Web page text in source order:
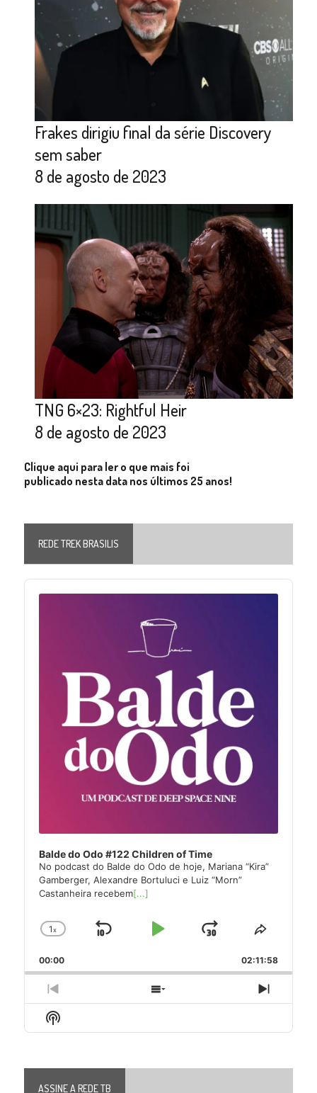
Frakes dirigiu final da série Discovery
sem saber
8 de agosto de 2023
TNG 6×23: Rightful Heir
8 de agosto de 2023
Clique aqui para ler o que mais foi
publicado nesta data nos últimos 25 anos!
REDE TREK BRASILIS
Audio
Player
Balde do Odo #122 Children of Time
No podcast do Balde do Odo de hoje, Mariana “Kira”
Gamberger, Alexandre Bortuluci e Luiz “Morn”
Castanheira recebem[...]
Change
Rate
1x
Skip
Play
Jump
Forward
Share
Episode
00:00 02:11:58
Previous
Episode
Show
Episodes
Next
Episode
Show
Podcast
ASSINE A REDE TB